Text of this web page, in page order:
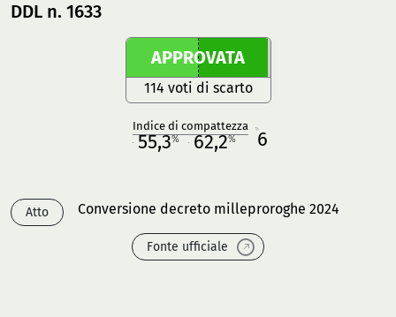
DDL n. 1633
APPROVATA
114 voti di scarto
Indice di compattezza
55,3% 62,2% 6
Atto Conversione decreto milleproroghe 2024
Fonte ufficiale